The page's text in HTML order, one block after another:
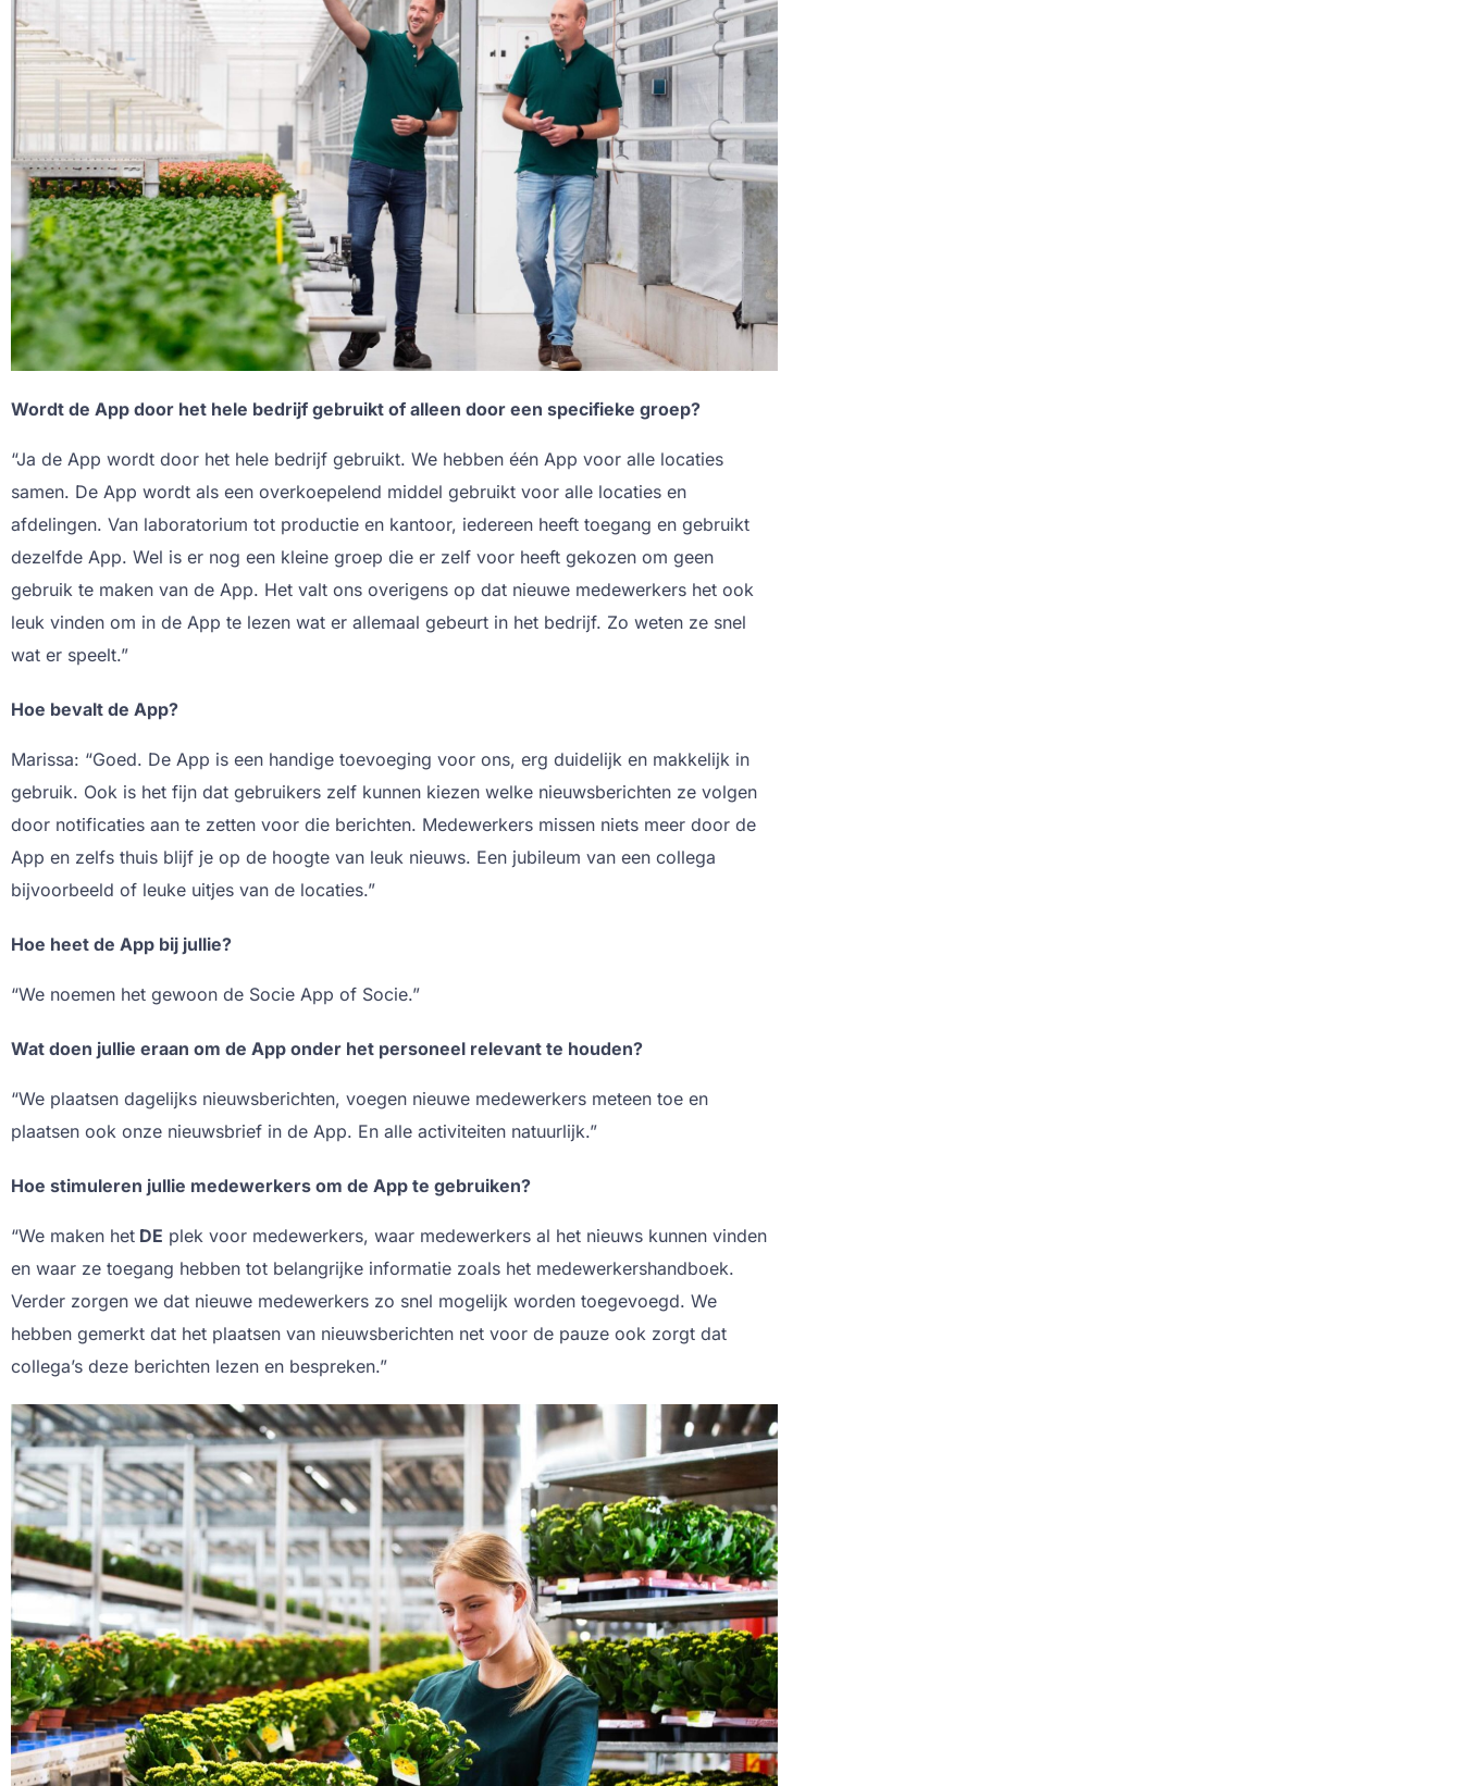
Wordt de App door het hele bedrijf gebruikt of alleen door een specifieke groep?
“Ja de App wordt door het hele bedrijf gebruikt. We hebben één App voor alle locaties
samen. De App wordt als een overkoepelend middel gebruikt voor alle locaties en
afdelingen. Van laboratorium tot productie en kantoor, iedereen heeft toegang en gebruikt
dezelfde App. Wel is er nog een kleine groep die er zelf voor heeft gekozen om geen
gebruik te maken van de App. Het valt ons overigens op dat nieuwe medewerkers het ook
leuk vinden om in de App te lezen wat er allemaal gebeurt in het bedrijf. Zo weten ze snel
wat er speelt.”
Hoe bevalt de App?
Marissa: “Goed. De App is een handige toevoeging voor ons, erg duidelijk en makkelijk in
gebruik. Ook is het fijn dat gebruikers zelf kunnen kiezen welke nieuwsberichten ze volgen
door notificaties aan te zetten voor die berichten. Medewerkers missen niets meer door de
App en zelfs thuis blijf je op de hoogte van leuk nieuws. Een jubileum van een collega
bijvoorbeeld of leuke uitjes van de locaties.”
Hoe heet de App bij jullie?
“We noemen het gewoon de Socie App of Socie.”
Wat doen jullie eraan om de App onder het personeel relevant te houden?
“We plaatsen dagelijks nieuwsberichten, voegen nieuwe medewerkers meteen toe en
plaatsen ook onze nieuwsbrief in de App. En alle activiteiten natuurlijk.”
Hoe stimuleren jullie medewerkers om de App te gebruiken?
“We maken het DE plek voor medewerkers, waar medewerkers al het nieuws kunnen vinden
en waar ze toegang hebben tot belangrijke informatie zoals het medewerkershandboek.
Verder zorgen we dat nieuwe medewerkers zo snel mogelijk worden toegevoegd. We
hebben gemerkt dat het plaatsen van nieuwsberichten net voor de pauze ook zorgt dat
collega’s deze berichten lezen en bespreken.”